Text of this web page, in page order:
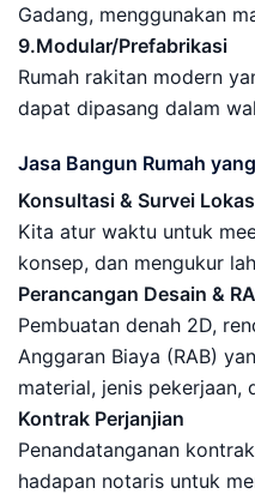
Gadang, menggunakan
9.Modular/Prefabrikasi
Rumah rakitan modern
dapat dipasang dalam
Jasa Bangun Rumah
Konsultasi & Survei
Kita atur waktu untuk
konsep, dan mengukur
Perancangan Desain &
Pembuatan denah 2D,
Anggaran Biaya (RAB)
material, jenis pekerjaan,
Kontrak Perjanjian
Penandatanganan
hadapan notaris untuk